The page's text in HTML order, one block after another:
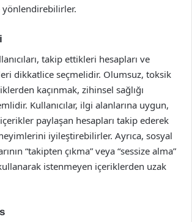
takip ettikleri hesapları ve
dikkatlice seçmelidir. Olumsuz, toksik
kaçınmak, zihinsel sağlığı
Kullanıcılar, ilgi alanlarına uygun,
paylaşan hesapları takip ederek
iyileştirebilirler. Ayrıca, sosyal
“takipten çıkma” veya “sessize alma”
istenmeyen içeriklerden uzak